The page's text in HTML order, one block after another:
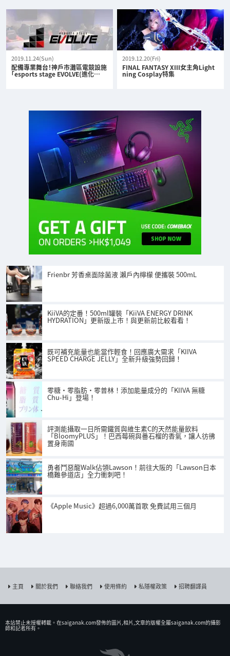
2019.11.24(Sun)
配備專業舞台！神戶市灘區電競設施
「esports stage EVOLVE(進化…
2019.12.20(Fri)
FINAL FANTASY XIII女主角Light
ning Cosplay特集
Frienbr 芳香桌面除菌液 瀨戶內檸檬 便攜裝 500mL
KiiVA的定番！500ml罐裝「KiiVA ENERGY DRINK
HYDRATION」更新版上市！與更新前比較看看！
既可補充能量也能當作輕食！回應廣大需求「KIIVA
SPEED CHARGE JELLY」全新升級強勢回歸！
零糖・零脂肪・零普林！添加能量成分的「KIIVA 無糖
Chu-Hi」登場！
評測能攝取一日所需鐵質與維生素C的天然能量飲料
「BloomyPLUS」！巴西莓碗與番石榴的香氣，讓人彷彿
置身南國
勇者鬥惡龍Walk佔領Lawson！前往大阪的「Lawson日本
橋難參道店」全力衝刺吧！
《Apple Music》超過6,000萬首歌 免費試用三個月
主頁 關於我們 聯絡我們 使用條約 私隱權政策 招聘翻譯員
本站禁止未授權𨍭載。在saiganak.com發佈的圖片,相片,文章的版權全屬saiganak.com的攝影
師和記者所有。